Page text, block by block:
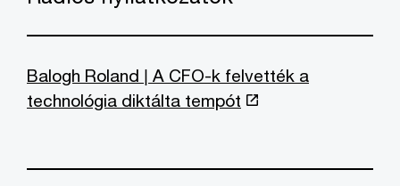
Balogh Roland | A CFO-k felvették a
technológia diktálta tempót